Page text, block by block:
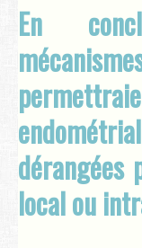
En
dérangées
local ou